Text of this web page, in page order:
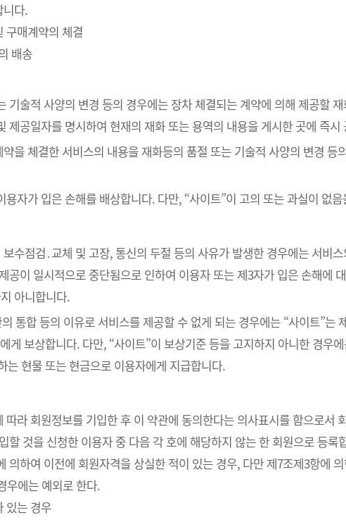
다.
구매계약의 체결
배송
술적 사양의 변경 등의 경우에는 장차 체결되는 계약에 의해 제공할
제공일자를 명시하여 현재의 재화 또는 용역의 내용을 게시한 곳에 즉시
을 체결한 서비스의 내용을 재화등의 품절 또는 기술적 사양의 변경 등
자가 입은 손해를 배상합니다. 다만, “사이트”이 고의 또는 과실이 없
수점검․교체 및 고장, 통신의 두절 등의 사유가 발생한 경우에는 서비
이 일시적으로 중단됨으로 인하여 이용자 또는 제3자가 입은 손해에
아니합니다.
통합 등의 이유로 서비스를 제공할 수 없게 되는 경우에는 “사이트”는
게 보상합니다. 다만, “사이트”이 보상기준 등을 고지하지 아니한 경우
는 현물 또는 현금으로 이용자에게 지급합니다.
라 회원정보를 기입한 후 이 약관에 동의한다는 의사표시를 함으로서
것을 신청한 이용자 중 다음 각 호에 해당하지 않는 한 회원으로 등록
의하여 이전에 회원자격을 상실한 적이 있는 경우, 다만 제7조제3항에
우에는 예외로 한다.
있는 경우